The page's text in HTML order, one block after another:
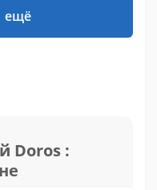
ещё
Doros :